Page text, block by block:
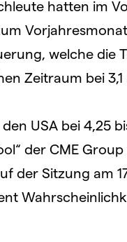
hatten im
welche die
Zeitraum bei
USA bei 4,25
der CME
der Sitzung am